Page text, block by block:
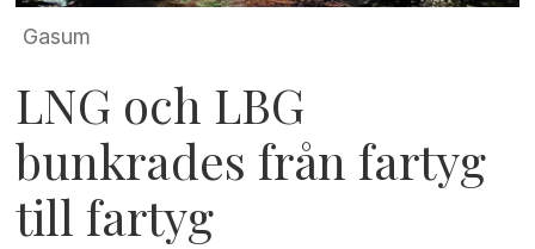
Gasum
LNG och LBG
bunkrades från fartyg
till fartyg